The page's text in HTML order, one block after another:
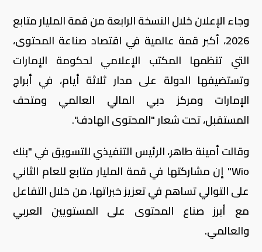
وجاء الإعلان خلال النسخة الرابعة من قمة المليار متابع
2026، أكبر قمة عالمية في اقتصاد صناعة المحتوى،
التي تنظمها المكتب الإعلامي لحكومة الإمارات
وتستضيفها الدولة على مدار ثلاثة أيام، في أبراج
الإمارات ومركز دبي المالي العالمي ومتحف
المستقبل، تحت شعار "المحتوى الهادف".
وقالت أمينة طاهر، الرئيس التنفيذي للتسويق في "بنك
Wio" إن مشاركتها في قمة المليار متابع للعام الثاني
على التوالي تساهم في تعزيز خبراتها، من خلال التفاعل
مع أبرز صناع المحتوى على المستويين العربي
والعالمي.